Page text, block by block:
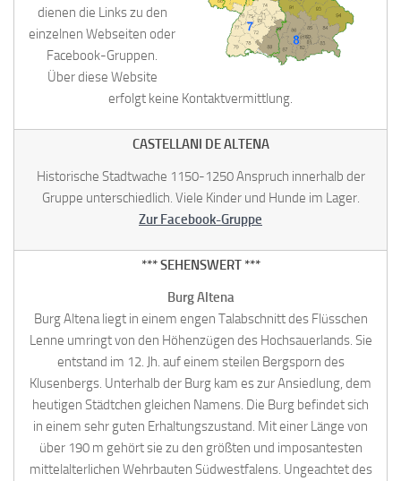
dienen die Links zu den
einzelnen Webseiten oder
Facebook-Gruppen.
Über diese Website
erfolgt keine Kontaktvermittlung.
CASTELLANI DE ALTENA
Historische Stadtwache 1150-1250 Anspruch innerhalb der
Gruppe unterschiedlich. Viele Kinder und Hunde im Lager.
Zur Facebook-Gruppe
*** SEHENSWERT ***
Burg Altena
Burg Altena liegt in einem engen Talabschnitt des Flüsschen
Lenne umringt von den Höhenzügen des Hochsauerlands. Sie
entstand im 12. Jh. auf einem steilen Bergsporn des
Klusenbergs. Unterhalb der Burg kam es zur Ansiedlung, dem
heutigen Städtchen gleichen Namens. Die Burg befindet sich
in einem sehr guten Erhaltungszustand. Mit einer Länge von
über 190 m gehört sie zu den größten und imposantesten
mittelalterlichen Wehrbauten Südwestfalens. Ungeachtet des